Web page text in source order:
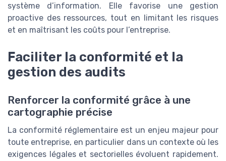
système d’information. Elle favorise une gestion
proactive des ressources, tout en limitant les risques
et en maîtrisant les coûts pour l’entreprise.
Faciliter la conformité et la
gestion des audits
Renforcer la conformité grâce à une
cartographie précise
La conformité réglementaire est un enjeu majeur pour
toute entreprise, en particulier dans un contexte où les
exigences légales et sectorielles évoluent rapidement.